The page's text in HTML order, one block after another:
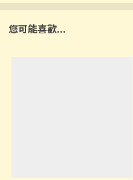
您可能喜歡...